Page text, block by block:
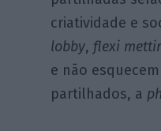
criatividade e
lobby, flexi
e não
partilhados, a